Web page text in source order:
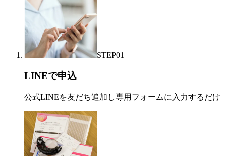
STEP01
LINEで申込
公式LINEを友だち追加し専用フォームに入力するだけ